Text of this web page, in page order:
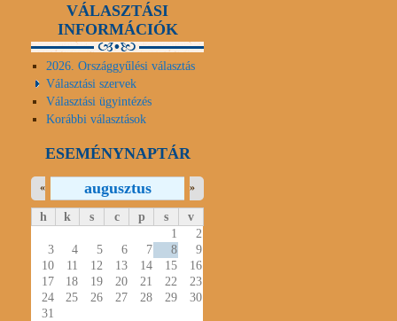
VÁLASZTÁSI
INFORMÁCIÓK
2026. Országgyűlési választás
Választási szervek
Választási ügyintézés
Korábbi választások
ESEMÉNYNAPTÁR
augusztus
« »
h k s c p s
v
1
2
3
4 5 6 7 8
9
10
11 12 13 14 15
16
17
18 19 20 21 22
23
24
25 26 27 28 29
30
31